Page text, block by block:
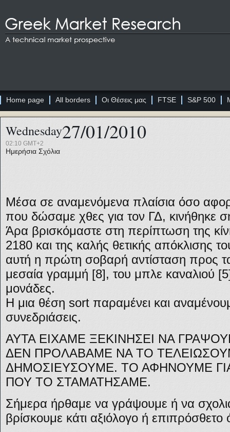
Home page All borders Οι Θέσεις μας FTSE S&P 500
Wednesday27/01/2010
02:10 GMT+2
Ημερήσια Σχόλια
Μέσα σε αναμενόμενα πλαίσια όσο
που δώσαμε χθες για τον ΓΔ, κινήθηκε
Άρα βρισκόμαστε στη περίπτωση της
2180 και της καλής θετικής απόκλισης
αυτή η πρώτη σοβαρή αντίσταση προς
μεσαία γραμμή [8], του μπλε καναλιού
μονάδες.
Η μια θέση sort παραμένει και
συνεδριάσεις.
ΑΥΤΑ ΕΙΧΑΜΕ ΞΕΚΙΝΗΣΕΙ ΝΑ
ΔΕΝ ΠΡΟΛΑΒΑΜΕ ΝΑ ΤΟ
ΔΗΜΟΣΙΕΥΣΟΥΜΕ. ΤΟ ΑΦΗΝΟΥΜΕ
ΠΟΥ ΤΟ ΣΤΑΜΑΤΗΣΑΜΕ.
Σήμερα ήρθαμε να γράψουμε ή να
βρίσκουμε κάτι αξιόλογο ή